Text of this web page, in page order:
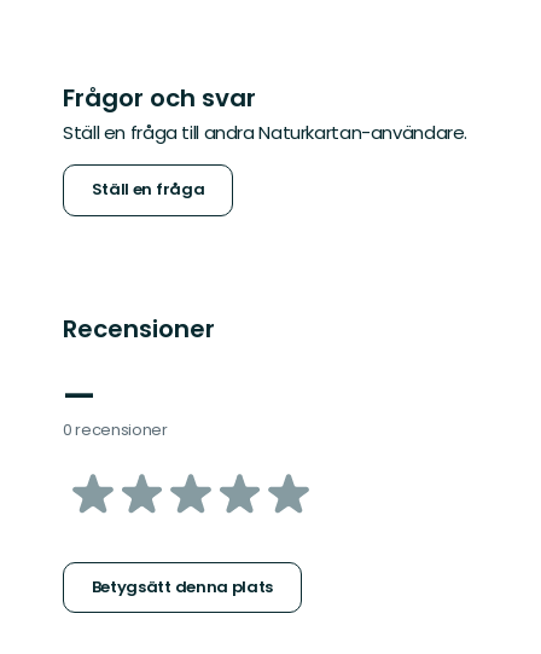
Frågor och svar
Ställ en fråga till andra Naturkartan-användare.
Ställ en fråga
Recensioner
—
0 recensioner
av
stjärnor
Betygsätt denna plats